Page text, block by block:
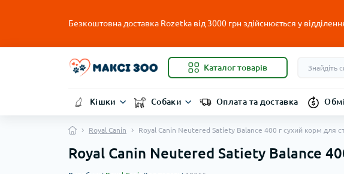
Безкоштовна доставка Rozetka від 3000 грн здійснюється у
Каталог товарів
Кішки Собаки Оплата та доставка
Royal Canin Royal Canin Neutered Satiety Balance 400 г сухий корм для
Royal Canin Neutered Satiety Balance